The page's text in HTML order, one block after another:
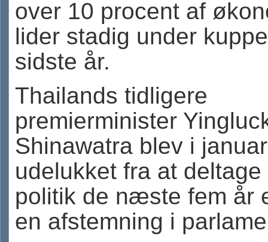
over 10 procent af
lider stadig under
sidste år.
Thailands tidligere
premierminister
Shinawatra blev i januar
udelukket fra at deltage
politik de næste fem år
en afstemning i